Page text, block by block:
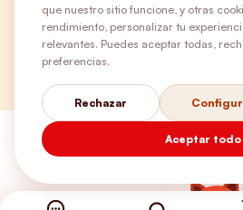
Envíos
que nuestro sitio funcione, y otras
rendimiento, personalizar tu
relevantes. Puedes aceptar todas,
preferencias.
Rechazar
Aceptar todo